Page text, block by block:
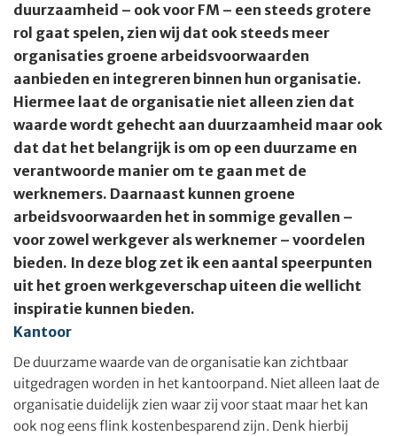
duurzaamheid – ook voor FM – een steeds grotere
rol gaat spelen, zien wij dat ook steeds meer
organisaties groene arbeidsvoorwaarden
aanbieden en integreren binnen hun organisatie.
Hiermee laat de organisatie niet alleen zien dat
waarde wordt gehecht aan duurzaamheid maar ook
dat dat het belangrijk is om op een duurzame en
verantwoorde manier om te gaan met de
werknemers. Daarnaast kunnen groene
arbeidsvoorwaarden het in sommige gevallen –
voor zowel werkgever als werknemer – voordelen
bieden. In deze blog zet ik een aantal speerpunten
uit het groen werkgeverschap uiteen die wellicht
inspiratie kunnen bieden.
Kantoor
De duurzame waarde van de organisatie kan zichtbaar
uitgedragen worden in het kantoorpand. Niet alleen laat de
organisatie duidelijk zien waar zij voor staat maar het kan
ook nog eens flink kostenbesparend zijn. Denk hierbij